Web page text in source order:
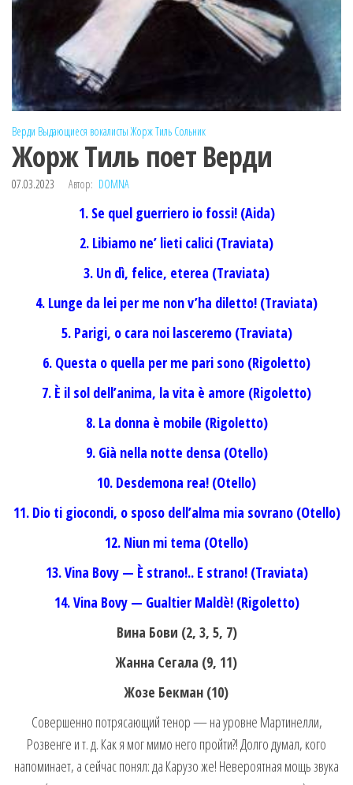
Верди Выдающиеся вокалисты Жорж Тиль Сольник
Жорж Тиль поет Верди
07.03.2023 Автор: DOMNA
1. Se quel guerriero io fossi! (Aida)
2. Libiamo ne’ lieti calici (Traviata)
3. Un dì, felice, eterea (Traviata)
4. Lunge da lei per me non v’ha diletto! (Traviata)
5. Parigi, o cara noi lasceremo (Traviata)
6. Questa o quella per me pari sono (Rigoletto)
7. È il sol dell’anima, la vita è amore (Rigoletto)
8. La donna è mobile (Rigoletto)
9. Già nella notte densa (Otello)
10. Desdemona rea! (Otello)
11. Dio ti giocondi, o sposo dell’alma mia sovrano (Otello)
12. Niun mi tema (Otello)
13. Vina Bovy — È strano!.. E strano! (Traviata)
14. Vina Bovy — Gualtier Maldè! (Rigoletto)
Вина Бови (2, 3, 5, 7)
Жанна Сегала (9, 11)
Жозе Бекман (10)
Совершенно потрясающий тенор — на уровне Мартинелли,
Розвенге и т. д. Как я мог мимо него пройти?! Долго думал, кого
напоминает, а сейчас понял: да Карузо же! Невероятная мощь звука